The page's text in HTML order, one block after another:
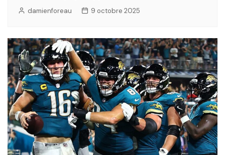
damienforeau 9 octobre 2025